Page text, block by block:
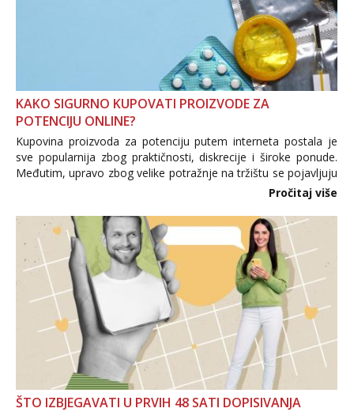
KAKO SIGURNO KUPOVATI PROIZVODE ZA
POTENCIJU ONLINE?
Kupovina proizvoda za potenciju putem interneta postala je
sve popularnija zbog praktičnosti, diskrecije i široke ponude.
Međutim, upravo zbog velike potražnje na tržištu se pojavljuju
i brojni krivotvoreni proizvodi, nepouzdane internetske
Pročitaj više
ŠTO IZBJEGAVATI U PRVIH 48 SATI DOPISIVANJA